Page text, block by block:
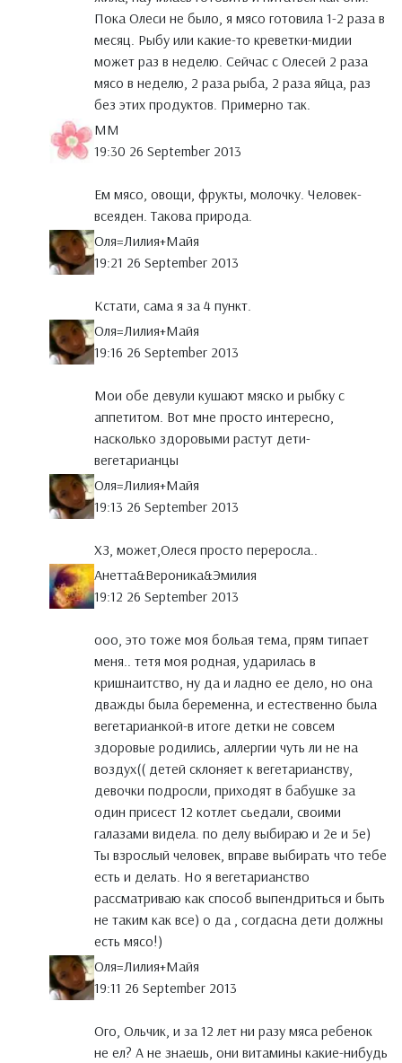
Пока Олеси не было, я мясо готовила 1-2 раза в
месяц. Рыбу или какие-то креветки-мидии
может раз в неделю. Сейчас с Олесей 2 раза
мясо в неделю, 2 раза рыба, 2 раза яйца, раз
без этих продуктов. Примерно так.
MM
19:30 26 September 2013
Ем мясо, овощи, фрукты, молочку. Человек-
всеяден. Такова природа.
Оля=Лилия+Майя
19:21 26 September 2013
Кстати, сама я за 4 пункт.
Оля=Лилия+Майя
19:16 26 September 2013
Мои обе девули кушают мяско и рыбку с
аппетитом. Вот мне просто интересно,
насколько здоровыми растут дети-
вегетарианцы
Оля=Лилия+Майя
19:13 26 September 2013
ХЗ, может,Олеся просто переросла..
Анетта&Вероника&Эмилия
19:12 26 September 2013
ооо, это тоже моя больая тема, прям типает
меня.. тетя моя родная, ударилась в
кришнаитство, ну да и ладно ее дело, но она
дважды была беременна, и естественно была
вегетарианкой-в итоге детки не совсем
здоровые родились, аллергии чуть ли не на
воздух(( детей склоняет к вегетарианству,
девочки подросли, приходят в бабушке за
один присест 12 котлет сьедали, своими
галазами видела. по делу выбираю и 2е и 5е)
Ты взрослый человек, вправе выбирать что тебе
есть и делать. Но я вегетарианство
рассматриваю как способ выпендриться и быть
не таким как все) о да , согдасна дети должны
есть мясо!)
Оля=Лилия+Майя
19:11 26 September 2013
Ого, Ольчик, и за 12 лет ни разу мяса ребенок
не ел? А не знаешь, они витамины какие-нибудь